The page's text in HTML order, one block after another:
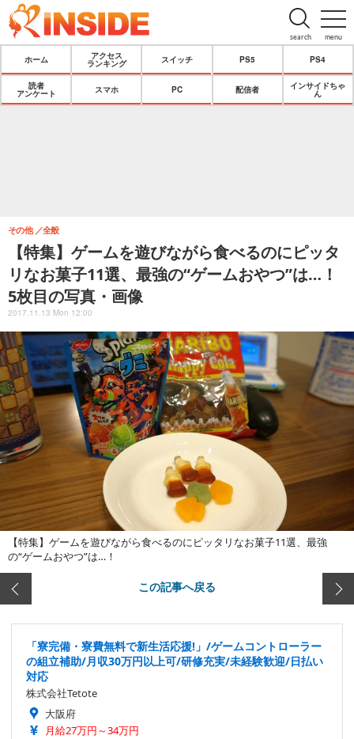
menu
search
ホーム
アクセス
ランキング
スイッチ PS5 PS4
読者
アンケート
スマホ PC 配信者
インサイドちゃ
ん
【特集】ゲームを遊びながら食べるのにピッタ
リなお菓子11選、最強の“ゲームおやつ”は…！
5枚目の写真・画像
その他 全般
2017.11.13 Mon 12:00
【特集】ゲームを遊びながら食べるのにピッタリなお菓子11選、最強
の“ゲームおやつ”は…！
この記事へ戻る
「寮完備・寮費無料で新生活応援!」/ゲームコントローラー
の組立補助/月収30万円以上可/研修充実/未経験歓迎/日払い
対応
株式会社Tetote
大阪府
月給27万円～34万円